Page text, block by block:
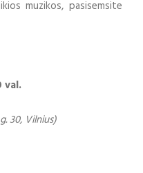
muzikos, pasisemsite
val.
30, Vilnius)